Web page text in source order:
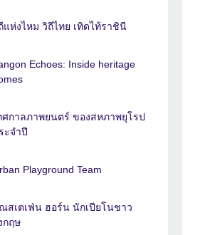
แห่งไหม วิถีไทย เทิดไท้ราชินี
Echoes: Inside heritage
ศกาลภาพยนตร์ ของสหภาพยุโรป
ะจำปี
Playground Team
สเตเฟ่น ฮอร์น นักเปียโนชาว
กฤษ